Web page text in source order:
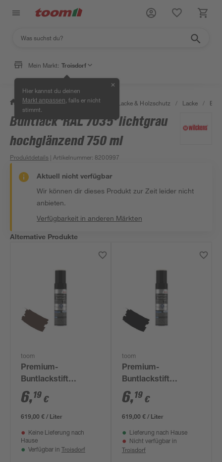
Mein Markt: Troisdorf
Hier kannst du deinen
Markt anpassen , falls er nicht
stimmt.
✕
/ Bauen & Renovieren / Farben, Lacke & Holzschutz / Lacke /
Buntlack 'RAL 7035' lichtgrau
hochglänzend 750 ml
Produktdetails | Artikelnummer: 8200997
Aktuell nicht verfügbar
Wir können dir dieses Produkt zur Zeit leider nicht
anbieten.
Verfügbarkeit in anderen Märkten
Alternative Produkte
toom
Premium-
Buntlackstift
schokobraun
glänzend 12 ml
6,19 €
619,00 € / Liter
Keine Lieferung nach
Hause
Verfügbar in Troisdorf
toom
Premium-
Buntlackstift
tiefschwarz
seidenmatt 12 ml
6,19 €
619,00 € / Liter
Lieferung nach Hause
Nicht verfügbar in
Troisdorf